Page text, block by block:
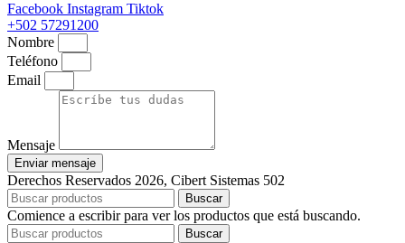
Facebook Instagram Tiktok
+502 57291200
Nombre
Teléfono
Email
Mensaje
Enviar mensaje
Derechos Reservados 2026, Cibert Sistemas 502
Buscar
Comience a escribir para ver los productos que está buscando.
Buscar